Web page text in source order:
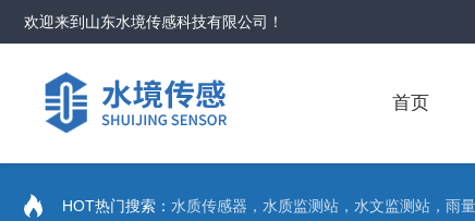
欢迎来到 山东水境传感科技有限公司 ！
首页
HOT热门搜索： 水质传感器，水质监测站，水文监测站，雨